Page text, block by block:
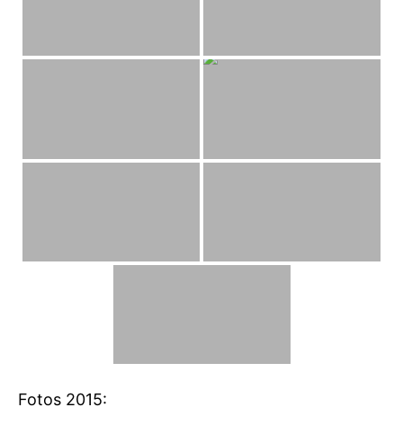
Fotos 2015: